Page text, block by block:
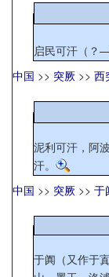
中国 >> 突厥 >> 西
泥利可汗，阿
汗。
中国 >> 突厥 >> 于
于阗（又作于寘），古代